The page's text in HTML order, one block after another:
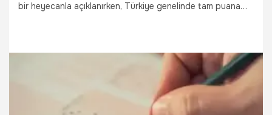
bir heyecanla açıklanırken, Türkiye genelinde tam puana